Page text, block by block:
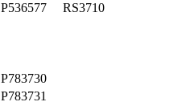
P536577
RS3710
P783730
P783731